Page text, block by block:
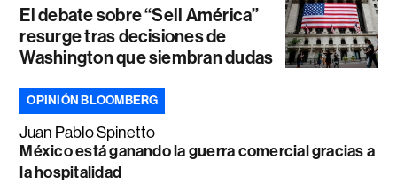
El debate sobre “Sell América”
resurge tras decisiones de
Washington que siembran dudas
OPINIÓN BLOOMBERG
Juan Pablo Spinetto
México está ganando la guerra comercial gracias a
la hospitalidad